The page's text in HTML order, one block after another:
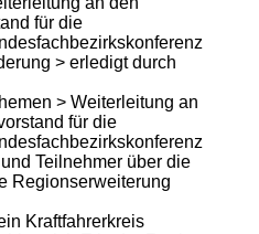
für die
> erledigt durch
> Weiterleitung an
für die
Teilnehmer über die
Regionserweiterung
Kraftfahrerkreis